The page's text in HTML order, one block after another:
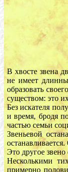
В хвосте звена
не имеет
образовать
существом: это
Без искателя
и время, бродя
частью семьи
Звеньевой
Это другое
Несколькими
примерно